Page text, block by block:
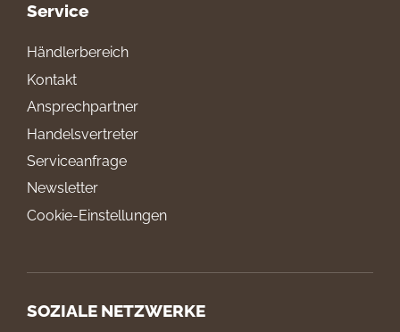
Service
Händlerbereich
Kontakt
Ansprechpartner
Handelsvertreter
Serviceanfrage
Newsletter
Cookie-Einstellungen
SOZIALE NETZWERKE